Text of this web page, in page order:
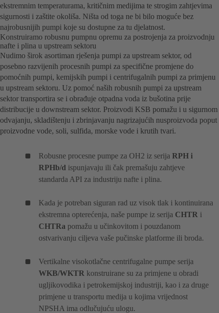
ekstremnim temperaturama, kritičnim medijima te strogim zahtjevima
sigurnosti i zaštite okoliša. Ništa od toga ne bi bilo moguće bez
najrobusnijih pumpi koje su dostupne za tu djelatnost.
Konstruiramo robusnu pumpnu opremu za postrojenja za proizvodnju
nafte i plina u upstream sektoru
Nudimo širok asortiman rješenja pumpi za upstream sektor, od
posebno razvijenih procesnih pumpi za specifične promjene do
pomoćnih pumpi, kemijskih pumpi i centrifugalnih pumpi za primjenu
u upstream sektoru. Uz pomoć naših robusnih pumpi za upstream
sektor transportira se i obrađuje otpadna voda iz bušotina prije
distribucije u downstream sektor. Proizvodi KSB pomažu i u sigurnom
odvajanju, skladištenju i zbrinjavanju nagrizajućih nusproizvoda poput
proizvodne vode, soli, sulfida, morske vode i krutih tvari.
Robusne procesne pumpe za OH2 iz serija RPH i
RPHb/d ispunjavaju ili čak premašuju zahtjeve
standarda API za industriju nafte i plina.
Kada je potreban siguran rad uz visok tlak i kontinuirana
ekstremna opterećenja, naše pumpe iz serija CHTR i
CHTRa pomažu u učinkovitom i pouzdanom
ostvarivanju ciljeva vaše pučinske platforme ili broda.
Vertikalne visokotlačne centrifugalne pumpe serija
WKB/WKTR konstruirane su za primjene u obradi
ugljikovodika i petrokemijskoj industriji, kao i za druge
primjene u transportu medija u kojima vrijednost
NPSHA ima odlučujuću ulogu.